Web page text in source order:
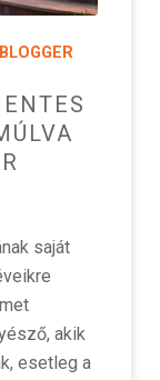
saját
akik
esetleg a